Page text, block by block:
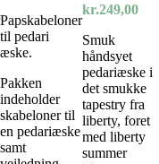
Papskabeloner
til pedari
æske.
Pakken
indeholder
skabeloner til
en pedariæske
samt
kr.249,00
Smuk
håndsyet
pedariæske i
det smukke
tapestry fra
liberty, foret
med liberty
summer